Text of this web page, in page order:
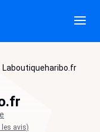
Laboutiqueharibo.fr
les avis)